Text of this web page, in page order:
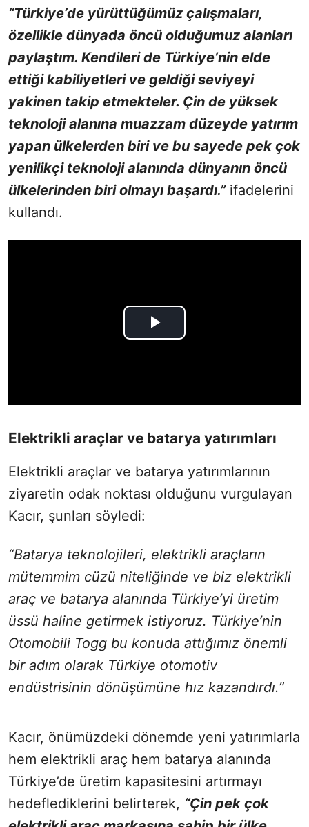
“Türkiye’de yürüttüğümüz çalışmaları,
özellikle dünyada öncü olduğumuz alanları
paylaştım. Kendileri de Türkiye’nin elde
ettiği kabiliyetleri ve geldiği seviyeyi
yakinen takip etmekteler. Çin de yüksek
teknoloji alanına muazzam düzeyde yatırım
yapan ülkelerden biri ve bu sayede pek çok
yenilikçi teknoloji alanında dünyanın öncü
ülkelerinden biri olmayı başardı.”ifadelerini
kullandı.
Elektrikli araçlar ve batarya yatırımları
Elektrikli araçlar ve batarya yatırımlarının
ziyaretin odak noktası olduğunu vurgulayan
Kacır, şunları söyledi:
“Batarya teknolojileri, elektrikli araçların
mütemmim cüzü niteliğinde ve biz elektrikli
araç ve batarya alanında Türkiye’yi üretim
üssü haline getirmek istiyoruz. Türkiye’nin
Otomobili Togg bu konuda attığımız önemli
bir adım olarak Türkiye otomotiv
endüstrisinin dönüşümüne hız kazandırdı.”
Kacır, önümüzdeki dönemde yeni yatırımlarla
hem elektrikli araç hem batarya alanında
Türkiye’de üretim kapasitesini artırmayı
hedeflediklerini belirterek, “Çin pek çok